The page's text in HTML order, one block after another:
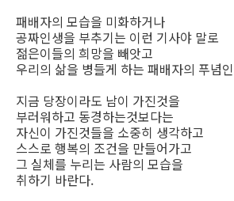
패배자의 모습을 미화하거나
공짜인생을 부추기는 이런 기사야 말로
젊은이들의 희망을 빼앗고
우리의 삶을 병들게 하는 패배자의 푸념
지금 당장이라도 남이 가진것을
부러워하고 동경하는것보다는
자신이 가진것들을 소중히 생각하고
스스로 행복의 조건을 만들어가고
그 실체를 누리는 사람의 모습을
취하기 바란다.